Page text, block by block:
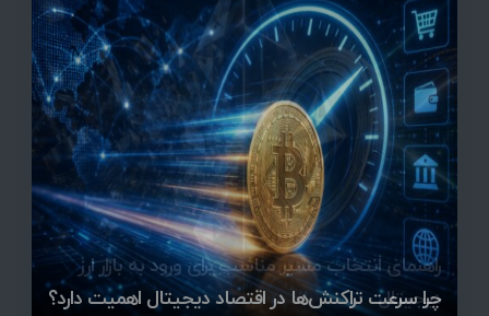
راهنمای انتخاب مسیر مناسب برای ورود به بازار ارز
دیجیتال
چرا سرعت تراکنش‌ها در اقتصاد دیجیتال اهمیت دارد؟
آخرین وضعیت بازار رمزارزها در جهان / مهم‌ترین
تهدید بیت‌کوین مشخص شد
اتفاق تاریخی در بازار رمزارزها / بیت‌کوین سبز شد
قیمت تتر، بیت‌کوین و اتریوم امروز دوشنبه ۵ مرداد
۱۴۰۵ | بیت‌کوین این مرز را از دست بدهد، همه‌چیز
تغییر می‌کند
رقابت پنهان دولت‌ها بر سر بیت‌کوین/ ۱۰ کشور برتر
کدامند؟
اتفاق مهم در بازار رمزارزها / بیت‌کوین وارد فاز تازه شد
تازه‌ترین رسوایی ارز دیجیتال؛ شکایت میلیاردی روی
میز / ۶۲۲ بیت‌کوین کجا رفت؟